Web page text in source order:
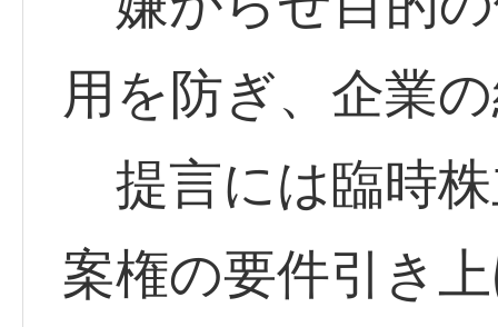
用を防ぎ、企業
提言には臨時株
案権の要件引き